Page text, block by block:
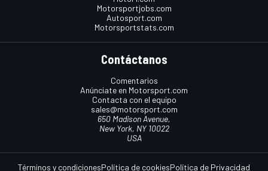
Motorsportjobs.com
Autosport.com
Motorsportstats.com
Contáctanos
Comentarios
Anúnciate en Motorsport.com
Contacta con el equipo
sales@motorsport.com
650 Madison Avenue,
New York, NY 10022
USA
Términos y condicionesPolítica de cookiesPolítica de Privacidad